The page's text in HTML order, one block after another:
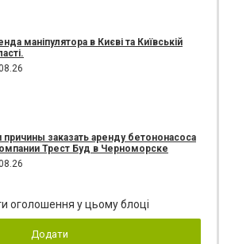
маніпулятора в Києві та Київській
причины заказать аренду бетононасоса
Трест Буд в Черноморске
оголошення у цьому блоці
Додати